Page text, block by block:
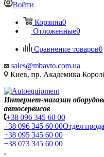
Войти
Корзина0
Отложенные0
Сравнение товаров0
sales@mbavto.com.ua
Киев, пр. Академика
Интернет-магазин
автосервисов
+38 096 345 60 00
+38 096 345 60 00Отдел
+38 095 345 60 00
+38 073 345 60 00